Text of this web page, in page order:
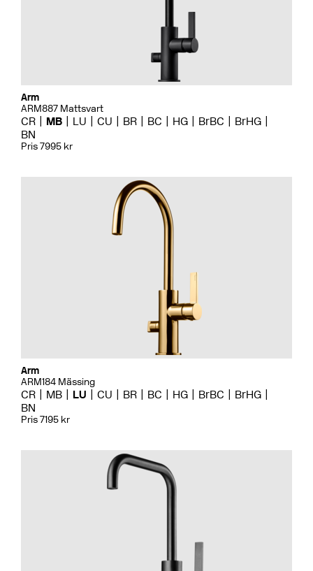
Arm
ARM887 Mattsvart
CR MB LU CU BR BC HG BrBC
BrHG
BN
Pris 7995 kr
Arm
ARM184 Mässing
CR MB LU CU BR BC HG BrBC
BrHG
BN
Pris 7195 kr